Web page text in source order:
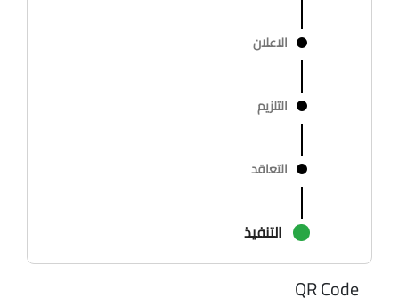
الاعلان
التلزيم
التعاقد
التنفيذ
QR Code